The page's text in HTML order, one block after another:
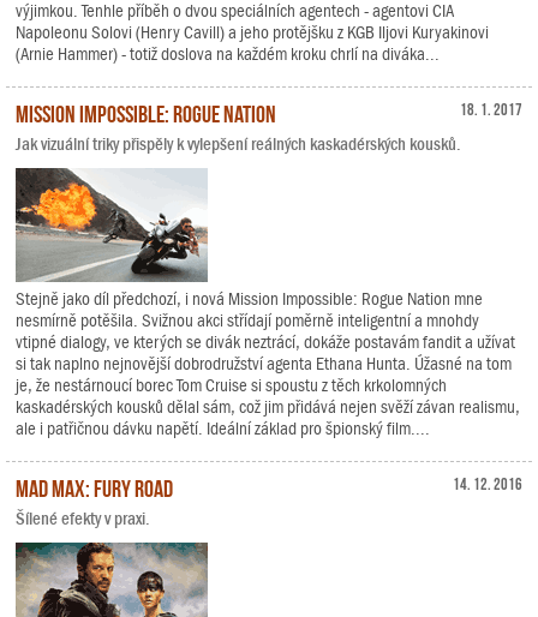
výjimkou. Tenhle příběh o dvou speciálních agentech - agentovi CIA
Napoleonu Solovi (Henry Cavill) a jeho protějšku z KGB Iljovi Kuryakinovi
(Arnie Hammer) - totiž doslova na každém kroku chrlí na diváka...
18. 1. 2017
Mission Impossible: Rogue Nation
Jak vizuální triky přispěly k vylepšení reálných kaskadérských kousků.
Stejně jako díl předchozí, i nová Mission Impossible: Rogue Nation mne
nesmírně potěšila. Svižnou akci střídají poměrně inteligentní a mnohdy
vtipné dialogy, ve kterých se divák neztrácí, dokáže postavám fandit a užívat
si tak naplno nejnovější dobrodružství agenta Ethana Hunta. Úžasné na tom
je, že nestárnoucí borec Tom Cruise si spoustu z těch krkolomných
kaskadérských kousků dělal sám, což jim přidává nejen svěží závan realismu,
ale i patřičnou dávku napětí. Ideální základ pro špionský film....
14. 12. 2016
Mad Max: Fury Road
Šílené efekty v praxi.